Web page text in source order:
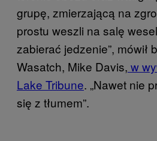
grupę, zmierzającą na
prostu weszli na salę
zabierać jedzenie”, mówił
Wasatch, Mike Davis, w
Lake Tribune. „Nawet nie
się z tłumem”.